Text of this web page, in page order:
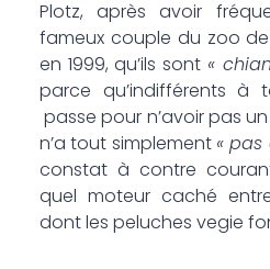
Plotz, après avoir
fameux couple du zoo
en 1999, qu’ils sont «
parce qu’indifférents à
passe pour n’avoir pas
n’a tout simplement «
constat à contre
quel moteur caché
dont les peluches vegie